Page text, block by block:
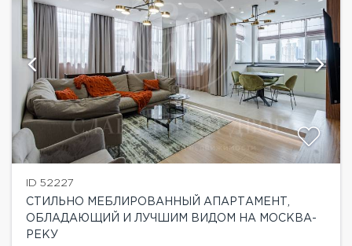
ID 52227
СТИЛЬНО МЕБЛИРОВАННЫЙ АПАРТАМЕНТ,
ОБЛАДАЮЩИЙ И ЛУЧШИМ ВИДОМ НА МОСКВА-
РЕКУ